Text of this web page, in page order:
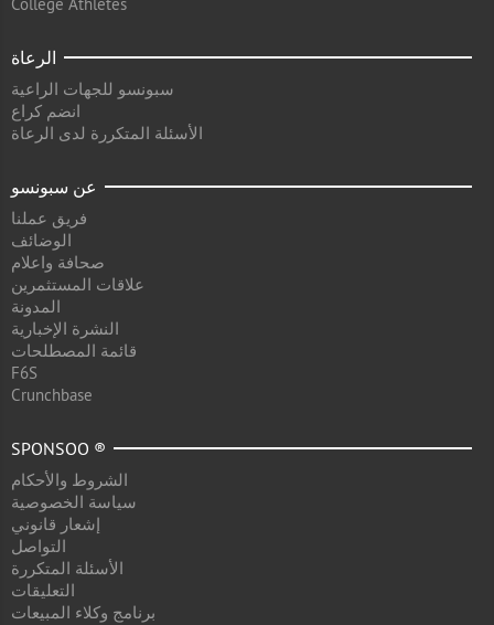
College Athletes
الرعاة
سبونسو للجهات الراعية
انضم كراع
الأسئلة المتكررة لدى الرعاة
عن سبونسو
فريق عملنا
الوضائف
صحافة واعلام
علاقات المستثمرين
المدونة
النشرة الإخبارية
قائمة المصطلحات
F6S
Crunchbase
SPONSOO ®
الشروط والأحكام
سياسة الخصوصية
إشعار قانوني
التواصل
الأسئلة المتكررة
التعليقات
برنامج وكلاء المبيعات